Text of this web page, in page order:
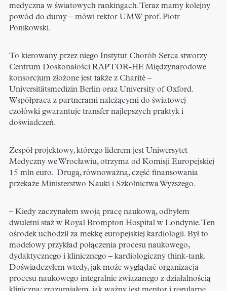
medyczna w światowych rankingach. Teraz mamy kolejny
powód do dumy – mówi rektor UMW prof. Piotr
Ponikowski.
To kierowany przez niego Instytut Chorób Serca stworzy
Centrum Doskonałości RAPTOR-HF. Międzynarodowe
konsorcjum złożone jest także z Charité –
Universitätsmedizin Berlin oraz University of Oxford.
Współpraca z partnerami należącymi do światowej
czołówki gwarantuje transfer najlepszych praktyk i
doświadczeń.
Zespół projektowy, którego liderem jest Uniwersytet
Medyczny we Wrocławiu, otrzyma od Komisji Europejskiej
15 mln euro. Drugą, równoważną, część finansowania
przekaże Ministerstwo Nauki i Szkolnictwa Wyższego.
– Kiedy zaczynałem swoją pracę naukową, odbyłem
dwuletni staż w Royal Brompton Hospital w Londynie. Ten
ośrodek uchodził za mekkę europejskiej kardiologii. Był to
modelowy przykład połączenia procesu naukowego,
dydaktycznego i klinicznego – kardiologiczny think-tank.
Doświadczyłem wtedy, jak może wyglądać organizacja
procesu naukowego integralnie związanego z działalnością